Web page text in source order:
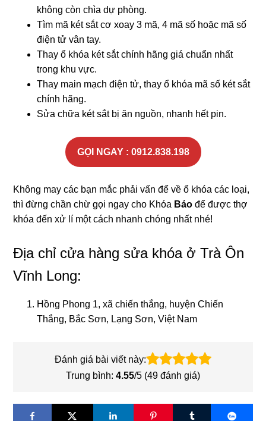
không còn chìa dự phòng.
Tìm mã két sắt cơ xoay 3 mã, 4 mã số hoặc mã số
điện tử vân tay.
Thay ổ khóa két sắt chính hãng giá chuẩn nhất
trong khu vực.
Thay main mạch điện tử, thay ổ khóa mã số két sắt
chính hãng.
Sửa chữa két sắt bị ăn nguồn, nhanh hết pin.
GỌI NGAY : 0912.838.198
Không may các bạn mắc phải vấn để về ổ khóa các loại,
thì đừng chần chừ gọi ngay cho Khóa Bảođể được thợ
khóa đến xử lí một cách nhanh chóng nhất nhé!
Địa chỉ cửa hàng sửa khóa ở Trà Ôn
Vĩnh Long:
Hồng Phong 1, xã chiến thắng, huyện Chiến
Thắng, Bắc Sơn, Lạng Sơn, Việt Nam
Đánh giá bài viết này:
Trung bình: 4.55/5 (49 đánh giá)